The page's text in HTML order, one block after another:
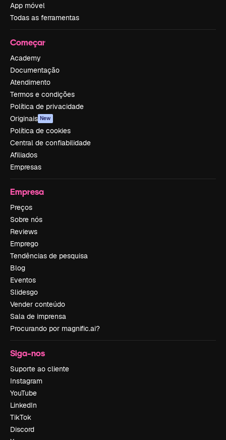
App móvel
Todas as ferramentas
Começar
Academy
Documentação
Atendimento
Termos e condições
Política de privacidade
Originais New
Política de cookies
Central de confiabilidade
Afiliados
Empresas
Empresa
Preços
Sobre nós
Reviews
Emprego
Tendências de pesquisa
Blog
Eventos
Slidesgo
Vender conteúdo
Sala de imprensa
Procurando por magnific.ai?
Siga-nos
Suporte ao cliente
Instagram
YouTube
LinkedIn
TikTok
Discord